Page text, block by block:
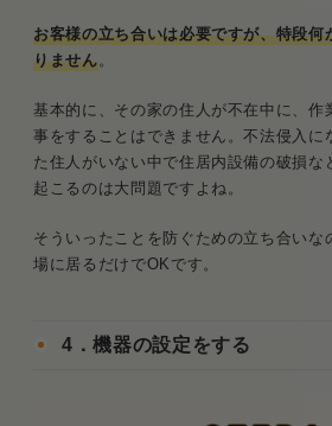
お客様の立ち合いは必要ですが、特段何
りません。
基本的に、その家の住人が不在中に、作
事をすることはできません。不法侵入に
た住人がいない中で住居内設備の破損な
起こるのは大問題ですよね。
そういったことを防ぐための立ち合いな
場に居るだけでOKです。
4．機器の設定をする